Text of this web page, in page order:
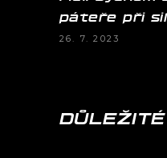
páteře při
26. 7. 2023